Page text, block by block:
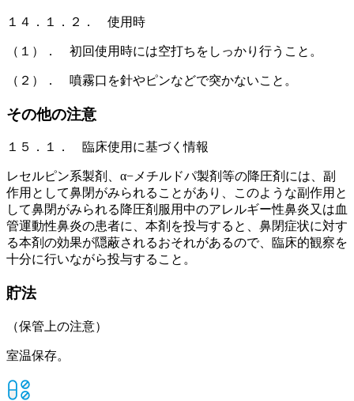
１４．１．２． 使用時
（１）． 初回使用時には空打ちをしっかり行うこと。
（２）． 噴霧口を針やピンなどで突かないこと。
その他の注意
１５．１． 臨床使用に基づく情報
レセルピン系製剤、α−メチルドパ製剤等の降圧剤には、副
作用として鼻閉がみられることがあり、このような副作用と
して鼻閉がみられる降圧剤服用中のアレルギー性鼻炎又は血
管運動性鼻炎の患者に、本剤を投与すると、鼻閉症状に対す
る本剤の効果が隠蔽されるおそれがあるので、臨床的観察を
十分に行いながら投与すること。
貯法
（保管上の注意）
室温保存。